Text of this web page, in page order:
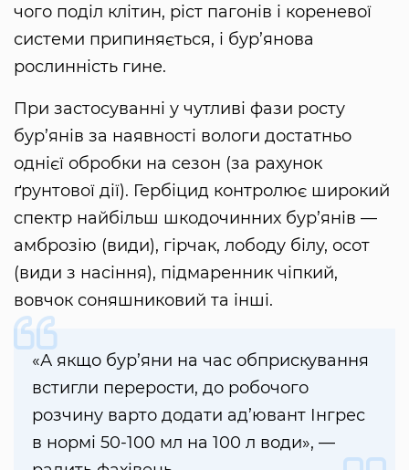
чого поділ клітин, ріст пагонів і кореневої
системи припиняється, і бур’янова
рослинність гине.
При застосуванні у чутливі фази росту
бур’янів за наявності вологи достатньо
однієї обробки на сезон (за рахунок
ґрунтової дії). Гербіцид контролює широкий
спектр найбільш шкодочинних бур’янів —
амброзію (види), гірчак, лободу білу, осот
(види з насіння), підмаренник чіпкий,
вовчок соняшниковий та інші.
«А якщо бур’яни на час обприскування
встигли перерости, до робочого
розчину варто додати ад’ювант Інгрес
в нормі 50-100 мл на 100 л води», —